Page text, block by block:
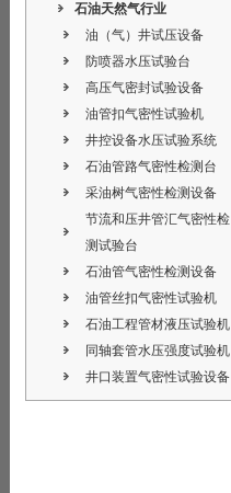
石油天然气行业
油（气）井试压设备
防喷器水压试验台
高压气密封试验设备
油管扣气密性试验机
井控设备水压试验系统
石油管路气密性检测台
采油树气密性检测设备
节流和压井管汇气密性检
测试验台
石油管气密性检测设备
油管丝扣气密性试验机
石油工程管材液压试验机
同轴套管水压强度试验机
井口装置气密性试验设备